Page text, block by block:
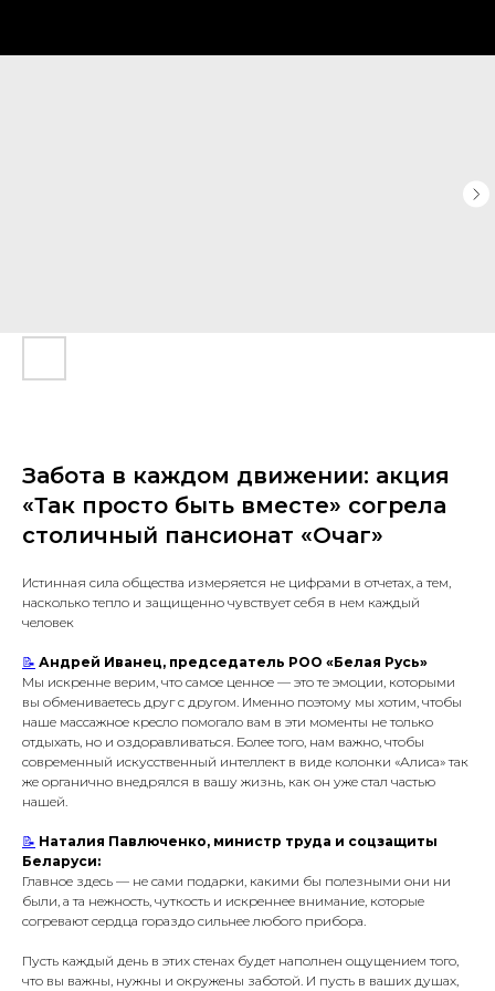
Забота в каждом движении: акция
«Так просто быть вместе» согрела
столичный пансионат «Очаг»
Истинная сила общества измеряется не цифрами в отчетах, а тем,
насколько тепло и защищенно чувствует себя в нем каждый
человек
📝 Андрей Иванец, председатель РОО «Белая Русь»
Мы искренне верим, что самое ценное — это те эмоции, которыми
вы обмениваетесь друг с другом. Именно поэтому мы хотим, чтобы
наше массажное кресло помогало вам в эти моменты не только
отдыхать, но и оздоравливаться. Более того, нам важно, чтобы
современный искусственный интеллект в виде колонки «Алиса» так
же органично внедрялся в вашу жизнь, как он уже стал частью
нашей.
📝 Наталия Павлюченко, министр труда и соцзащиты
Беларуси:
Главное здесь — не сами подарки, какими бы полезными они ни
были, а та нежность, чуткость и искреннее внимание, которые
согревают сердца гораздо сильнее любого прибора.
Пусть каждый день в этих стенах будет наполнен ощущением того,
что вы важны, нужны и окружены заботой. И пусть в ваших душах,